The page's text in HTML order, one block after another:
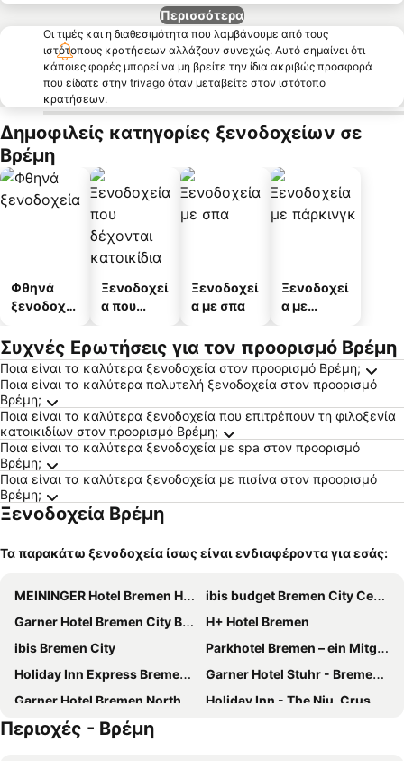
Περισσότερα
Οι τιμές και η διαθεσιμότητα που λαμβάνουμε από τους
ιστότοπους κρατήσεων αλλάζουν συνεχώς. Αυτό σημαίνει ότι
κάποιες φορές μπορεί να μη βρείτε την ίδια ακριβώς προσφορά
που είδατε στην trivago όταν μεταβείτε στον ιστότοπο
κρατήσεων.
Δημοφιλείς κατηγορίες ξενοδοχείων σε
Βρέμη
Φθηνά
ξενοδοχεί
Ξενοδοχεί
α που
κατοικίδι
α
Ξενοδοχεί
α με σπα
Ξενοδοχεί
α με
Συχνές Ερωτήσεις για τον προορισμό Βρέμη
Ποια είναι τα καλύτερα ξενοδοχεία στον προορισμό Βρέμη;
Ποια είναι τα καλύτερα πολυτελή ξενοδοχεία στον προορισμό
Βρέμη;
Ποια είναι τα καλύτερα ξενοδοχεία που επιτρέπουν τη φιλοξενία
κατοικιδίων στον προορισμό Βρέμη;
Ποια είναι τα καλύτερα ξενοδοχεία με spa στον προορισμό
Βρέμη;
Ποια είναι τα καλύτερα ξενοδοχεία με πισίνα στον προορισμό
Βρέμη;
Ξενοδοχεία Βρέμη
Τα παρακάτω ξενοδοχεία ίσως είναι ενδιαφέροντα για εσάς:
MEININGER Hotel Bremen Hauptbahnhof
ibis budget Bremen City Center
Garner Hotel Bremen City By Ihg
H+ Hotel Bremen
ibis Bremen City
Parkhotel Bremen – ein Mitglied der Hommage Luxury Hotels Collection
Holiday Inn Express Bremen Airport By Ihg
Garner Hotel Stuhr - Bremen A1 by IHG
Garner Hotel Bremen North by IHG
Holiday Inn - The Niu, Crusoe Bremen Airport By Ihg
Moxy Bremen
Περιοχές - Βρέμη